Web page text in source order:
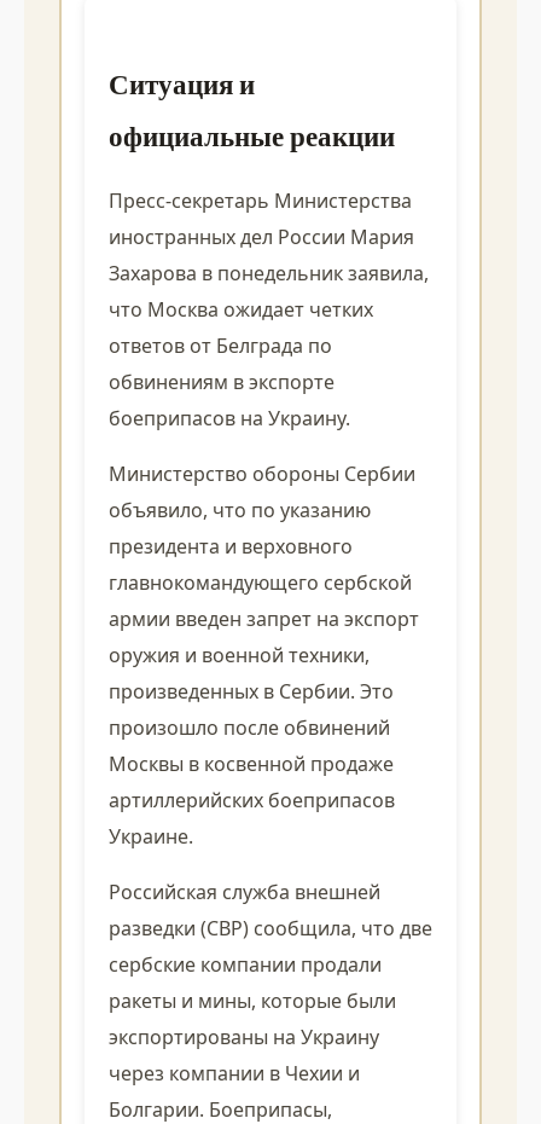
Ситуация и
официальные реакции
Пресс-секретарь Министерства
иностранных дел России Мария
Захарова в понедельник заявила,
что Москва ожидает четких
ответов от Белграда по
обвинениям в экспорте
боеприпасов на Украину.
Министерство обороны Сербии
объявило, что по указанию
президента и верховного
главнокомандующего сербской
армии введен запрет на экспорт
оружия и военной техники,
произведенных в Сербии. Это
произошло после обвинений
Москвы в косвенной продаже
артиллерийских боеприпасов
Украине.
Российская служба внешней
разведки (СВР) сообщила, что две
сербские компании продали
ракеты и мины, которые были
экспортированы на Украину
через компании в Чехии и
Болгарии. Боеприпасы,